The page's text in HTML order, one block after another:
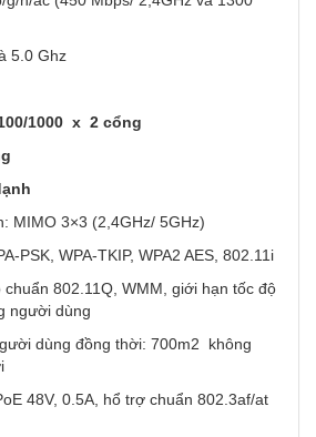
5.0 Ghz
1000 x 2 cổng
ạnh
MIMO 3×3 (2,4GHz/ 5GHz)
PSK, WPA-TKIP, WPA2 AES, 802.11i
802.11Q, WMM, giới hạn tốc độ
người dùng
dùng đồng thời: 700m2 không
48V, 0.5A, hổ trợ chuẩn 802.3af/at